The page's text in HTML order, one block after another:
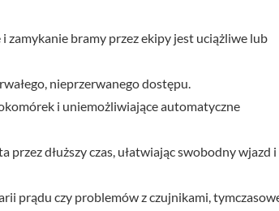
zamykanie bramy przez ekipy jest uciążliwe lub
nieprzerwanego dostępu.
i uniemożliwiające automatyczne
dłuższy czas, ułatwiając swobodny wjazd i
prądu czy problemów z czujnikami,